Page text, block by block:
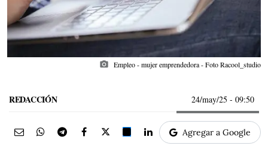
photo_camera Empleo - mujer emprendedora - Foto Racool_studio
REDACCIÓN 24/may/25 - 09:50
Agregar a Google